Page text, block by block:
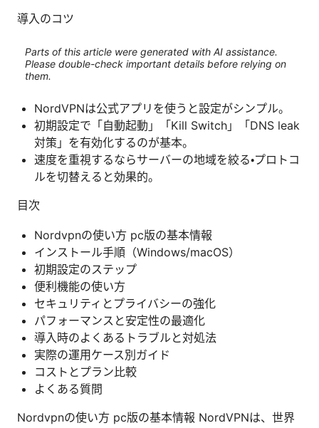
導入のコツ
Parts of this article were generated with AI assistance.
Please double-check important details before relying on
them.
NordVPNは公式アプリを使うと設定がシンプル。
初期設定で「自動起動」「Kill Switch」「DNS leak
対策」を有効化するのが基本。
速度を重視するならサーバーの地域を絞る・プロトコ
ルを切替えると効果的。
目次
Nordvpnの使い方 pc版の基本情報
インストール手順（Windows/macOS）
初期設定のステップ
便利機能の使い方
セキュリティとプライバシーの強化
パフォーマンスと安定性の最適化
導入時のよくあるトラブルと対処法
実際の運用ケース別ガイド
コストとプラン比較
よくある質問
Nordvpnの使い方 pc版の基本情報 NordVPNは、世界